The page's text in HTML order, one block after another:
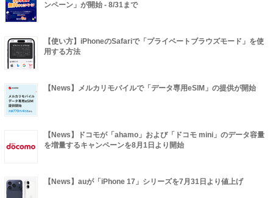
ンペーン」が開始 - 8/31まで
【使い方】iPhoneのSafariで「プライベートブラウズモード」を使
用する方法
【News】メルカリモバイルで「データ専用eSIM」の提供が開始
【News】ドコモが「ahamo」および「ドコモ mini」のデータ容量
を増量するキャンペーンを8月1日より開始
【News】auが「iPhone 17」シリーズを7月31日より値上げ